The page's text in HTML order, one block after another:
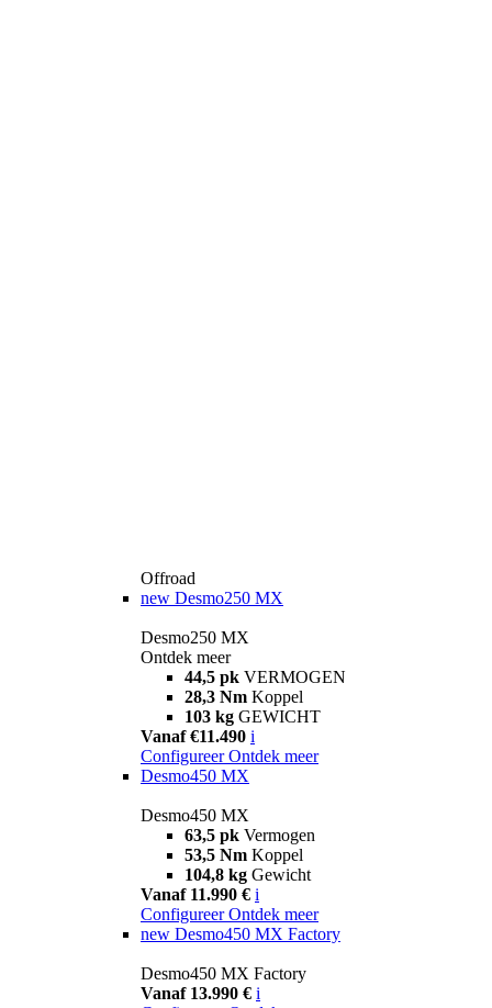
Offroad
new Desmo250 MX
Desmo250 MX
Ontdek meer
44,5 pk VERMOGEN
28,3 Nm Koppel
103 kg GEWICHT
Vanaf €11.490 i
Configureer Ontdek meer
Desmo450 MX
Desmo450 MX
63,5 pk Vermogen
53,5 Nm Koppel
104,8 kg Gewicht
Vanaf 11.990 € i
Configureer Ontdek meer
new Desmo450 MX Factory
Desmo450 MX Factory
Vanaf 13.990 € i